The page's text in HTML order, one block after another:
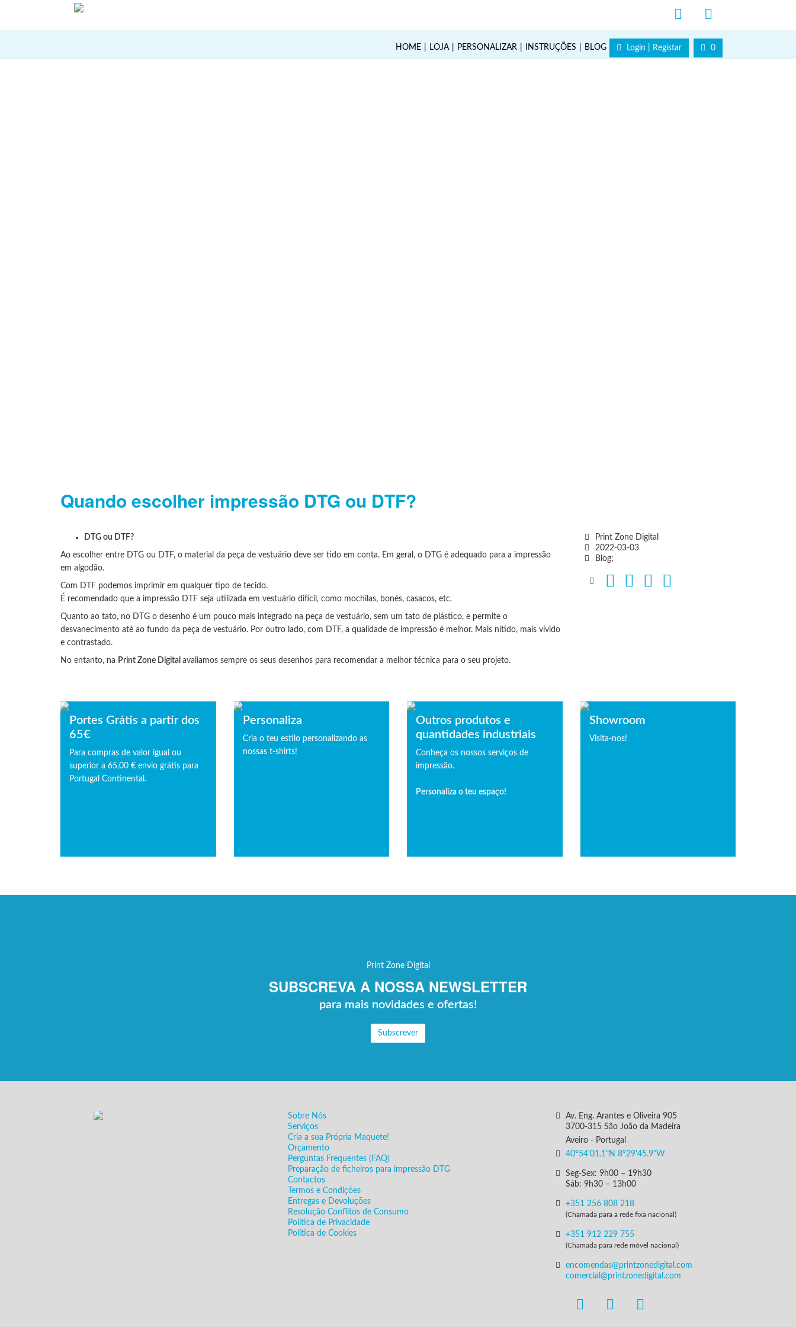
Login | Registar 0
HOME LOJA PERSONALIZAR INSTRUÇÕES BLOG
Quando escolher impressão DTG ou DTF?
Print Zone Digital
2022-03-03
Blog;
DTG ou DTF?
Ao escolher entre DTG ou DTF, o material da peça de vestuário deve ser tido em conta. Em geral, o DTG é adequado para a impressão
em algodão.
Com DTF podemos imprimir em qualquer tipo de tecido.
É recomendado que a impressão DTF seja utilizada em vestuário difícil, como mochilas, bonés, casacos, etc.
Quanto ao tato, no DTG o desenho é um pouco mais integrado na peça de vestuário, sem um tato de plástico, e permite o
desvanecimento até ao fundo da peça de vestuário. Por outro lado, com DTF, a qualidade de impressão é melhor. Mais nítido, mais vívido
e contrastado.
No entanto, na Print Zone Digital avaliamos sempre os seus desenhos para recomendar a melhor técnica para o seu projeto.
Portes Grátis a partir dos
65€
Para compras de valor igual ou
superior a 65,00 € envio grátis para
Portugal Continental.
Personaliza
Cria o teu estilo personalizando as
nossas t-shirts!
Outros produtos e
quantidades industriais
Conheça os nossos serviços de
impressão.
Personaliza o teu espaço!
Showroom
Visita-nos!
Print Zone Digital
SUBSCREVA A NOSSA NEWSLETTER
para mais novidades e ofertas!
Subscrever
Sobre Nós
Serviços
Cria a sua Própria Maquete!
Orçamento
Perguntas Frequentes (FAQ)
Preparação de ficheiros para impressão DTG
Contactos
Termos e Condições
Entregas e Devoluções
Resolução Conflitos de Consumo
Política de Privacidade
Política de Cookies
Av. Eng. Arantes e Oliveira 905
3700-315 São João da Madeira
Aveiro - Portugal
40°54'01.1"N 8°29'45.9"W
Seg-Sex: 9h00 – 19h30
Sáb: 9h30 – 13h00
+351 256 808 218
(Chamada para a rede fixa nacional)
+351 912 229 755
(Chamada para rede móvel nacional)
encomendas@printzonedigital.com
comercial@printzonedigital.com